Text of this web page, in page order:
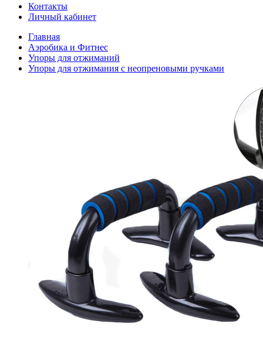
Контакты
Личный кабинет
Главная
Аэробика и Фитнес
Упоры для отжиманий
Упоры для отжимания с неопреновыми ручками